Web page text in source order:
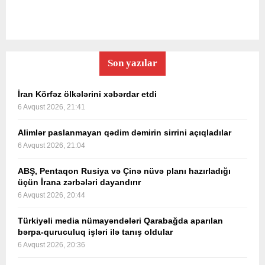
Son yazılar
İran Körfəz ölkələrini xəbərdar etdi
6 Avqust 2026, 21:41
Alimlər paslanmayan qədim dəmirin sirrini açıqladılar
6 Avqust 2026, 21:04
ABŞ, Pentaqon Rusiya və Çinə nüvə planı hazırladığı
üçün İrana zərbələri dayandırır
6 Avqust 2026, 20:44
Türkiyəli media nümayəndələri Qarabağda aparılan
bərpa-quruculuq işləri ilə tanış oldular
6 Avqust 2026, 20:36